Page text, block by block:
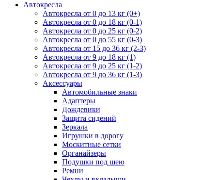
Автокресла
Автокресла от 0 до 13 кг (0+)
Автокресла от 0 до 18 кг (0-1)
Автокресла от 0 до 25 кг (0-2)
Автокресла от 0 до 55 кг (0-3)
Автокресла от 15 до 36 кг (2-3)
Автокресла от 9 до 18 кг (1)
Автокресла от 9 до 25 кг (1-2)
Автокресла от 9 до 36 кг (1-3)
Аксессуары
Автомобильные знаки
Адаптеры
Дождевики
Защита сидений
Зеркала
Игрушки в дорогу
Москитные сетки
Органайзеры
Подушки под шею
Ремни